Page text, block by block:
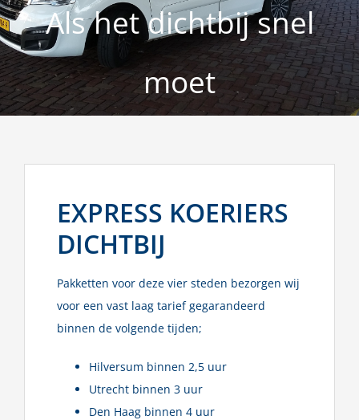
Als het dichtbij snel
moet
EXPRESS KOERIERS
DICHTBIJ
Pakketten voor deze vier steden bezorgen wij
voor een vast laag tarief gegarandeerd
binnen de volgende tijden;
Hilversum binnen 2,5 uur
Utrecht binnen 3 uur
Den Haag binnen 4 uur